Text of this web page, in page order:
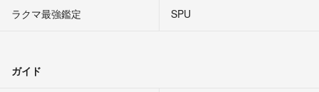
ラクマ最強鑑定
SPU
ガイド